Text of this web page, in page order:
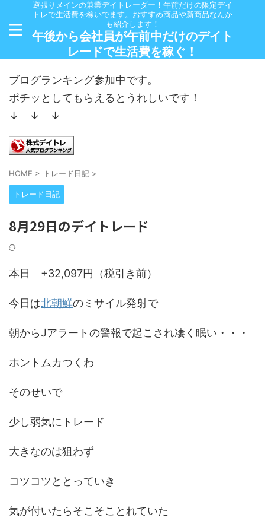
逆張りメインの兼業デイトレーダー！午前だけの限定デイ
トレで生活費を稼いでます。おすすめ商品や新商品なんか
も紹介します！
午後から会社員が午前中だけのデイト
レードで生活費を稼ぐ！
ブログランキング参加中です。
ポチッとしてもらえるとうれしいです！
↓ ↓ ↓
HOME > トレード日記 >
トレード日記
8月29日のデイトレード
本日 +32,097円（税引き前）
今日は北朝鮮のミサイル発射で
朝からJアラートの警報で起こされ凄く眠い・・・
ホントムカつくわ
そのせいで
少し弱気にトレード
大きなのは狙わず
コツコツととっていき
気が付いたらそこそことれていた